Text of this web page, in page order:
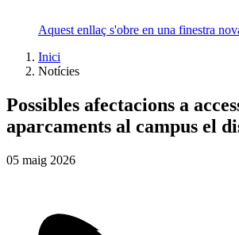
Aquest enllaç s'obre en una finestra
Inici
Notícies
Possibles afectacions a
aparcaments al campus el
05 maig 2026